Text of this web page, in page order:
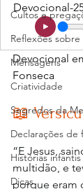
Cultos e
Reflexões sobre
Mensagens
Criatividade
Segredos da
Declarações de
Histórias infantis
Dicas
Devocional-
Devocional
Fonseca
📖
“E Jesus,
multidão, e
porque eram